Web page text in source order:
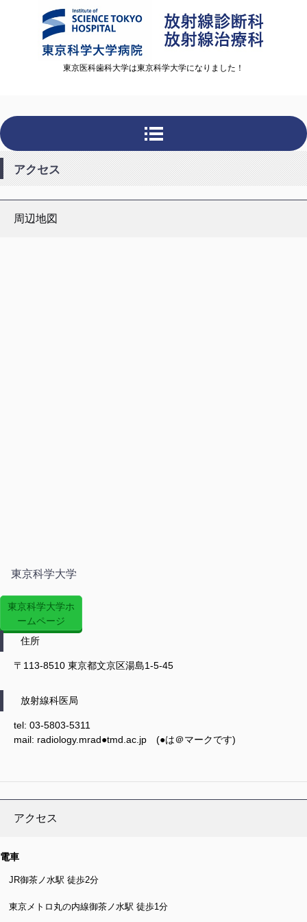
東京医科歯科大学は東京科学大学になりました！
アクセス
周辺地図
東京科学大学
東京科学大学ホ
ームページ
住所
〒113-8510 東京都文京区湯島1-5-45
放射線科医局
tel: 03-5803-5311
mail: radiology.mrad●tmd.ac.jp (●は＠マークです)
アクセス
電車
JR御茶ノ水駅 徒歩2分
東京メトロ丸の内線御茶ノ水駅 徒歩1分